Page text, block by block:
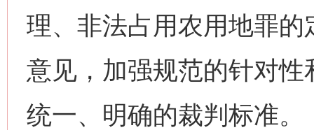
理、非法占用农用地罪
意见，加强规范的针对
统一、明确的裁判标准。